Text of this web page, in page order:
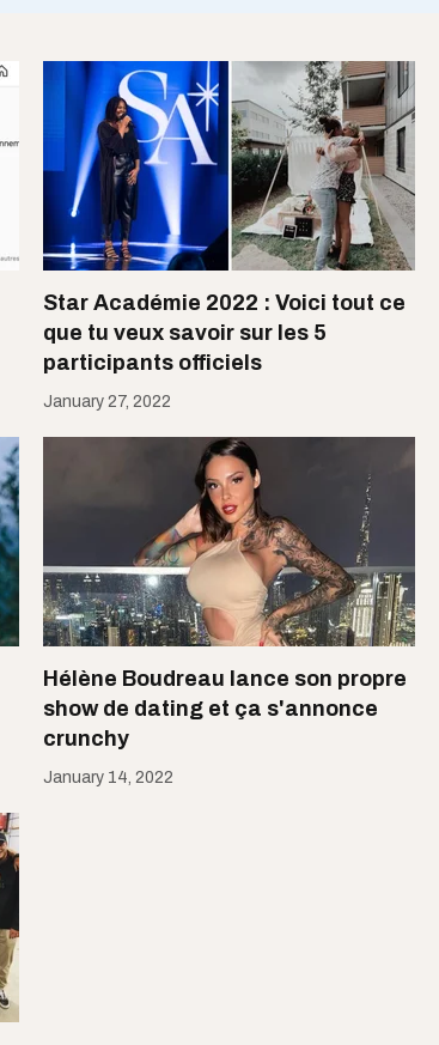
Star Académie 2022 : Voici tout ce
que tu veux savoir sur les 5
participants officiels
January 27, 2022
Hélène Boudreau lance son propre
show de dating et ça s'annonce
crunchy
January 14, 2022